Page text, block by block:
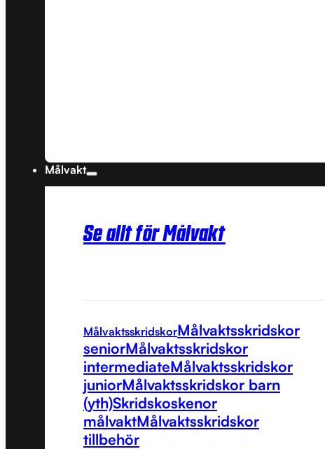
Målvakt
Se allt för Målvakt
MålvaktsskridskorMålvaktsskridskor
seniorMålvaktsskridskor
intermediateMålvaktsskridskor
juniorMålvaktsskridskor barn
(yth)Skridskoskenor
målvaktMålvaktsskridskor
tillbehör